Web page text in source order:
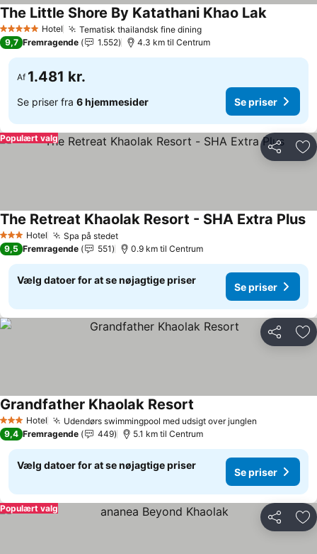
5 Stjerner Hotel Tematisk thailandsk fine dining
The Little Shore By Katathani Khao Lak
9,7 Fremragende 1.552 4.3 km til Centrum
Af 1.481 kr.
Se priser fra 6 hjemmesider Se priser
Del
Populært valg
3 StjernerHotel Spa på stedet
The Retreat Khaolak Resort - SHA Extra Plus
9,5 Fremragende 551 0.9 km til Centrum
Vælg datoer for at se nøjagtige priser
Se priser
Del
3 StjernerHotel Udendørs swimmingpool med udsigt over junglen
Grandfather Khaolak Resort
9,4 Fremragende 449 5.1 km til Centrum
Vælg datoer for at se nøjagtige priser
Se priser
Del
Populært valg